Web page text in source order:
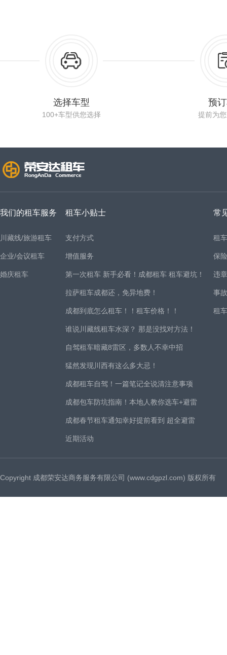
选择车型
100+车型供您选择
预
提前为
我们的租车服务
川藏线/旅游租车
企业/会议租车
婚庆租车
租车小贴士
支付方式
增值服务
第一次租车 新手必看！成都租车 租车避坑！
拉萨租车成都还，免异地费！
成都到底怎么租车！！租车价格！！
谁说川藏线租车水深？ 那是没找对方法！
自驾租车暗藏8雷区，多数人不幸中招
猛然发现川西有这么多大忌！
成都租车自驾！一篇笔记全说清注意事项
成都包车防坑指南！本地人教你选车+避雷
成都春节租车通知幸好提前看到 超全避雷
近期活动
常
租
保
违
事
租
Copyright 成都荣安达商务服务有限公司 (www.cdgpzl.com) 版权所有